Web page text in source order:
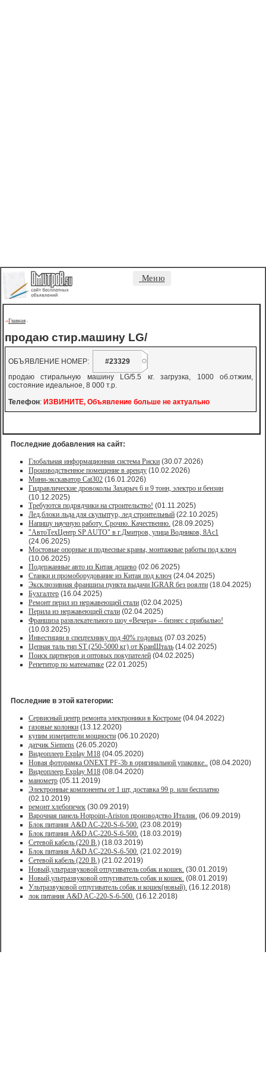
Меню
->Главная -
продаю стир.машину LG/
ОБЪЯВЛЕНИЕ НОМЕР:
#23329
продаю стиральную машину LG/5.5 кг. загрузка, 1000 об.отжим,
состояние идеальное, 8 000 т.р.
Телефон: ИЗВИНИТЕ, Объявление больше не актуально
Последние добавления на сайт:
Глобальная информационная система Риски (30.07.2026)
Производственное помещение в аренду (10.02.2026)
Мини-экскаватор Cat302 (16.01.2026)
Гидравлические дровоколы Захарыч 6 и 9 тонн, электро и бензин
(10.12.2025)
Требуются подрядчики на строительство! (01.11.2025)
Лед,блоки льда для скульптур, лед строительный (22.10.2025)
Напишу научную работу. Срочно. Качественно. (28.09.2025)
"АвтоТехЦентр SP AUTO" в г.Дмитров, улица Водников, 8Ас1
(24.06.2025)
Мостовые опорные и подвесные краны, монтажные работы под ключ
(10.06.2025)
Подержанные авто из Китая дешево (02.06.2025)
Станки и промоборудование из Китая под ключ (24.04.2025)
Эксклюзивная франшиза пункта выдачи IGRAR без роялти (18.04.2025)
Бухгалтер (16.04.2025)
Ремонт перил из нержавеющей стали (02.04.2025)
Перила из нержавеющей стали (02.04.2025)
Франшиза развлекательного шоу «Вечера» – бизнес с прибылью!
(10.03.2025)
Инвестиции в спецтехнику под 40% годовых (07.03.2025)
Цепная таль тип ST (250-5000 кг) от КранШталь (14.02.2025)
Поиск партнеров и оптовых покупателей (04.02.2025)
Репетитор по математике (22.01.2025)
Последние в этой категории:
Сервисный центр ремонта электроники в Костроме (04.04.2022)
газовые колонки (13.12.2020)
купим измерители мощности (06.10.2020)
датчик Siemens (26.05.2020)
Видеоплеер Explay M18 (04.05.2020)
Новая фоторамка ONEXT PF-3b в оригинальной упаковке.. (08.04.2020)
Видеоплеер Explay M18 (08.04.2020)
манометр (05.11.2019)
Электронные компоненты от 1 шт, доставка 99 р. или бесплатно
(02.10.2019)
ремонт хлебопечек (30.09.2019)
Варочная панель Hotpoint-Ariston производство Италия. (06.09.2019)
Блок питания A&D AC-220-S-6-500. (23.08.2019)
Блок питания A&D AC-220-S-6-500. (18.03.2019)
Сетевой кабель (220 В.) (18.03.2019)
Блок питания A&D AC-220-S-6-500. (21.02.2019)
Сетевой кабель (220 В.) (21.02.2019)
Новый,ультразвуковой отпугиватель собак и кошек. (30.01.2019)
Новый,ультразвуковой отпугиватель собак и кошек. (08.01.2019)
Ультразвуковой отпугиватель собак и кошек(новый). (16.12.2018)
лок питания A&D AC-220-S-6-500. (16.12.2018)